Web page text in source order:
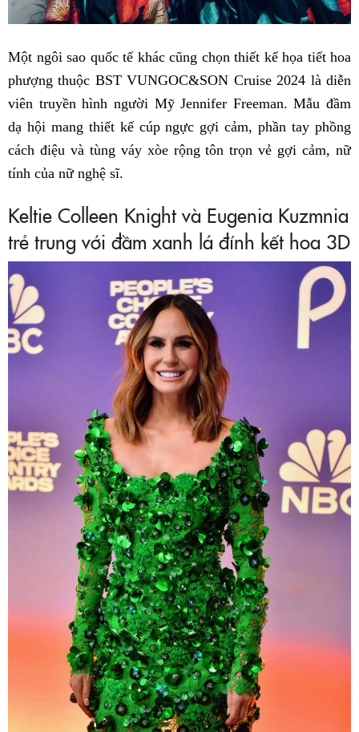
Một ngôi sao quốc tế khác cũng chọn thiết kế họa tiết hoa
phượng thuộc BST VUNGOC&SON Cruise 2024 là diễn
viên truyền hình người Mỹ Jennifer Freeman. Mẫu đầm
dạ hội mang thiết kế cúp ngực gợi cảm, phần tay phồng
cách điệu và tùng váy xòe rộng tôn trọn vẻ gợi cảm, nữ
tính của nữ nghệ sĩ.
Keltie Colleen Knight và Eugenia Kuzmnia
trẻ trung với đầm xanh lá đính kết hoa 3D